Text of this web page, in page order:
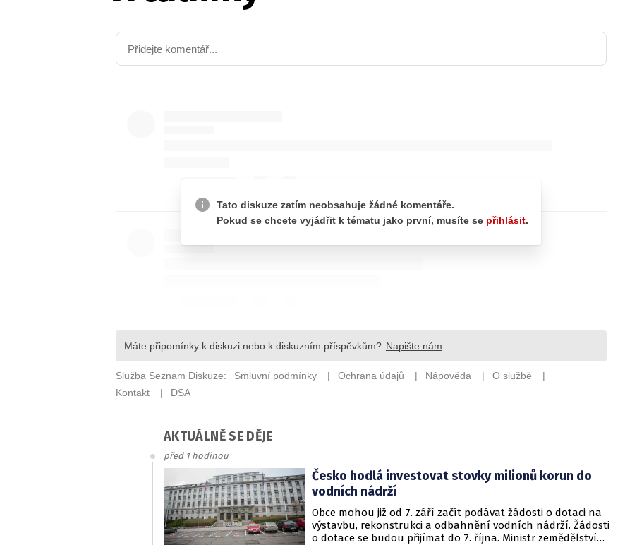
AKTUÁLNĚ SE DĚJE
před 1 hodinou
Česko hodlá investovat stovky milionů korun do
vodních nádrží
Obce mohou již od 7. září začít podávat žádosti o dotaci na
výstavbu, rekonstrukci a odbahnění vodních nádrží. Žádosti
o dotace se budou přijímat do 7. října. Ministr zemědělství